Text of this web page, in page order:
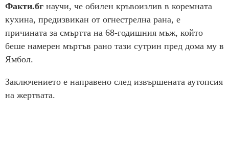
Факти.бг научи, че обилен кръвоизлив в коремната
кухина, предизвикан от огнестрелна рана, е
причината за смъртта на 68-годишния мъж, който
беше намерен мъртъв рано тази сутрин пред дома му в
Ямбол.
Заключението е направено след извършената аутопсия
на жертвата.